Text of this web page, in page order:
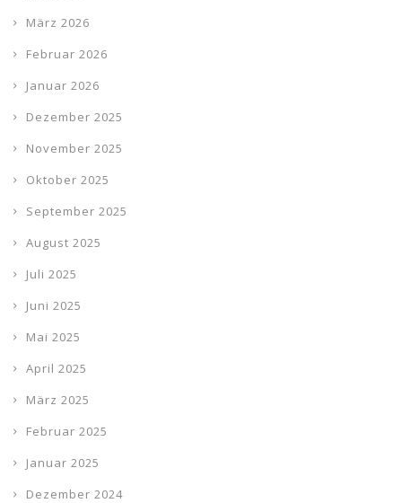
März 2026
Februar 2026
Januar 2026
Dezember 2025
November 2025
Oktober 2025
September 2025
August 2025
Juli 2025
Juni 2025
Mai 2025
April 2025
März 2025
Februar 2025
Januar 2025
Dezember 2024